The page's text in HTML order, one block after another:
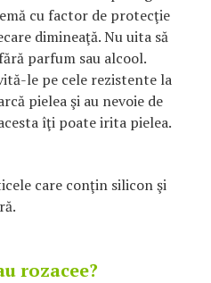
cu factor de protecţie
dimineaţă. Nu uita să
parfum sau alcool.
le pe cele rezistente la
pielea şi au nevoie de
îţi poate irita pielea.
care conţin silicon şi
rozacee?